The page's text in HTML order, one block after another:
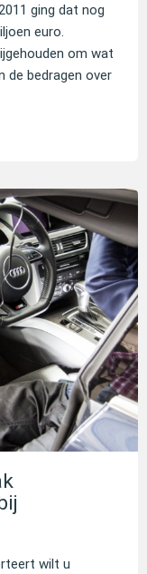
ging dat nog
euro.
om wat
de bedragen over
wilt u